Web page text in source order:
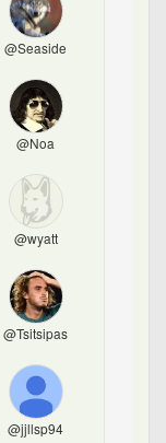
@Seaside
@Noa
@wyatt
@Tsitsipas
@jjllsp94